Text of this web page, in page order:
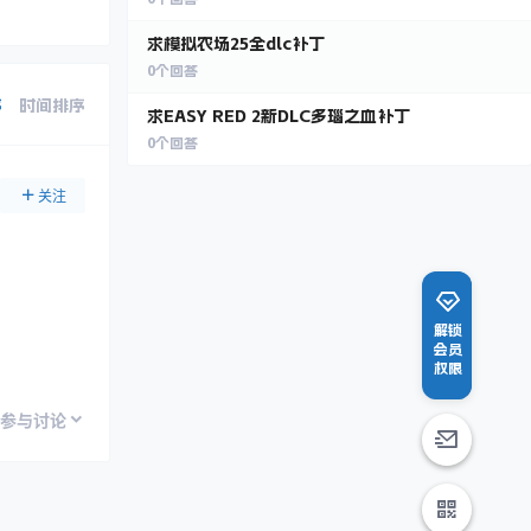
时间排序
关注
参与讨论
求模拟农场25全dlc补丁
0个回答
求EASY RED 2新DLC多瑙之血补丁
0个回答
解锁
会员
权限